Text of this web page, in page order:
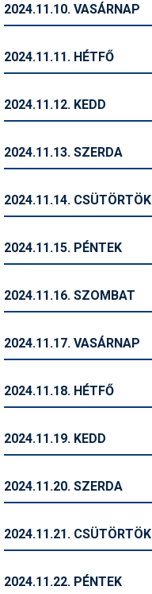
Síbérletárak
Síbörze
Sífelszerelés
Sífutás
Símánia
Síoktatás
Síszerviz
Sítechnika
Snowboard
Snowboardfelszerelés
Szakértők
Szánkó
2024.11.10. VASÁRNAP
2024.11.11. HÉTFŐ
2024.11.12. KEDD
2024.11.13. SZERDA
2024.11.14. CSÜTÖRTÖK
2024.11.15. PÉNTEK
2024.11.16. SZOMBAT
2024.11.17. VASÁRNAP
2024.11.18. HÉTFŐ
2024.11.19. KEDD
2024.11.20. SZERDA
2024.11.21. CSÜTÖRTÖK
2024.11.22. PÉNTEK